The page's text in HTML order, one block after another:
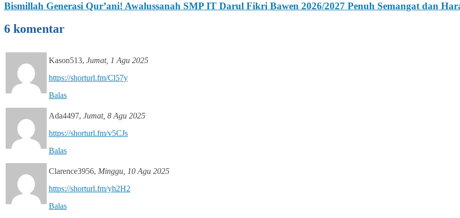
Bismillah Generasi Qur’ani! Awalussanah SMP IT Darul Fikri Bawen 2026/2027 Penuh Semangat dan
6 komentar
Kason513, Jumat, 1 Agu 2025
https://shorturl.fm/Cl57y
Balas
Ada4497, Jumat, 8 Agu 2025
https://shorturl.fm/v5CJs
Balas
Clarence3956, Minggu, 10 Agu 2025
https://shorturl.fm/yh2H2
Balas